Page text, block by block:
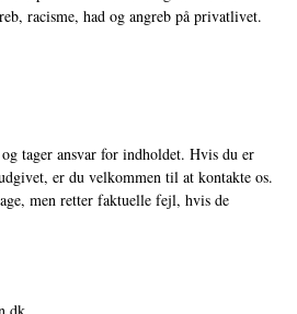
racisme, had og angreb på privatlivet.
tager ansvar for indholdet. Hvis du er
er du velkommen til at kontakte os.
men retter faktuelle fejl, hvis de